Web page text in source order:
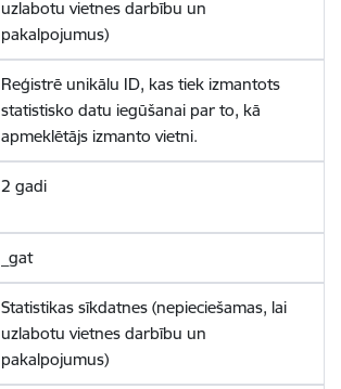
uzlabotu vietnes darbību un
pakalpojumus)
Reģistrē unikālu ID, kas tiek izmantots
statistisko datu iegūšanai par to, kā
apmeklētājs izmanto vietni.
2 gadi
_gat
Statistikas sīkdatnes (nepieciešamas, lai
uzlabotu vietnes darbību un
pakalpojumus)